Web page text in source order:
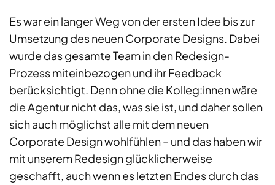
Es war ein langer Weg von der ersten Idee bis zur
Umsetzung des neuen Corporate Designs. Dabei
wurde das gesamte Team in den Redesign-
Prozess miteinbezogen und ihr Feedback
berücksichtigt. Denn ohne die Kolleg:innen wäre
die Agentur nicht das, was sie ist, und daher sollen
sich auch möglichst alle mit dem neuen
Corporate Design wohlfühlen – und das haben wir
mit unserem Redesign glücklicherweise
geschafft, auch wenn es letzten Endes durch das